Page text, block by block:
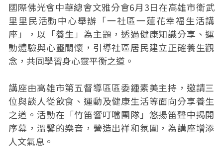
國際佛光會中華總會文雅分會6月3日在高雄市衛武
里里民活動中心舉辦「一社區一蓮花幸福生活講
座」，以「養生」為主題，透過健康知識分享、運
動體驗與心靈關懷，引導社區居民建立正確養生觀
念，共同學習身心靈平衡之道。
講座由高雄市第五督導區區委鍾素美主持，邀請三
位與談人從飲食、運動及健康生活等面向分享養生
之道。活動在「竹笛響叮噹團隊」悠揚笛聲中揭開
序幕，溫馨的樂音，營造出祥和氛圍，為講座增添
人文氣息。